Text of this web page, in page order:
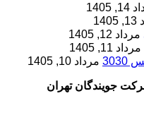
1405
مرداد 12, 1405
مرداد 11, 1405
مرداد 10, 1405
جویندگان تهران